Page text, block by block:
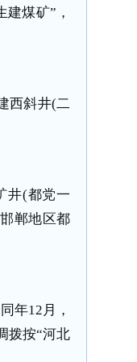
煤矿”，
西斜井(二
井(都党一
郸地区都
年12月，
拨按“河北